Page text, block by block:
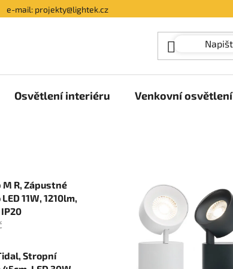
e-mail: projekty@lightek.cz
Osvětlení interiéru Venkovní osvětlení
M R, Zápustné
11W, 1210lm,
IP20
Stropní